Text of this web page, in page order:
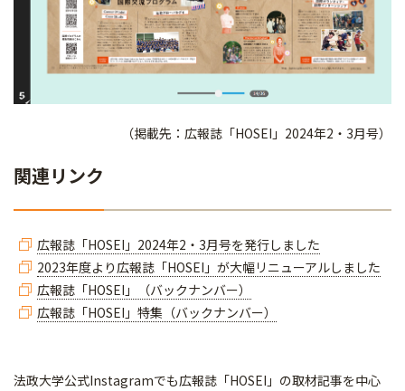
（掲載先：広報誌「HOSEI」2024年2・3月号）
関連リンク
広報誌「HOSEI」2024年2・3月号を発行しました
2023年度より広報誌「HOSEI」が大幅リニューアルしました
広報誌「HOSEI」（バックナンバー）
広報誌「HOSEI」特集（バックナンバー）
​​​​​法政大学公式Instagramでも広報誌「HOSEI」の取材記事を中心